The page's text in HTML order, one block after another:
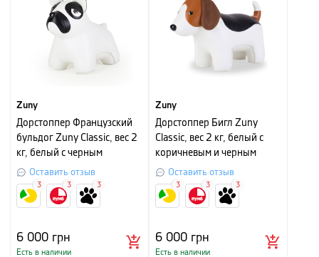
Zuny
Дорстоппер Французский
бульдог Zuny Classic, вес 2
кг, белый с черным
Оставить отзыв
6 000 грн
Есть в наличии
3 3 3
Zuny
Дорстоппер Бигл Zuny
Classic, вес 2 кг, белый с
коричневым и черным
Оставить отзыв
6 000 грн
Есть в наличии
3 3 3